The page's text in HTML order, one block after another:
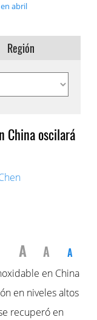
abril
Región
China oscilará
A A A
en China
en niveles altos
recuperó en